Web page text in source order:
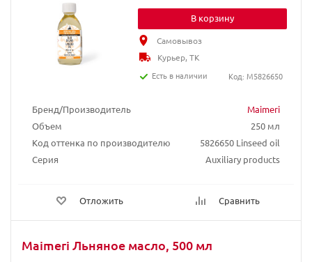
Бренд/Производитель
Maimeri
Объем
250 мл
Код оттенка по производителю
5826650 Linseed oil
Серия
Auxiliary products
Отложить Сравнить
В корзину
Самовывоз
Курьер, ТК
Есть в наличии
Код: M5826650
Maimeri Льняное масло, 500 мл